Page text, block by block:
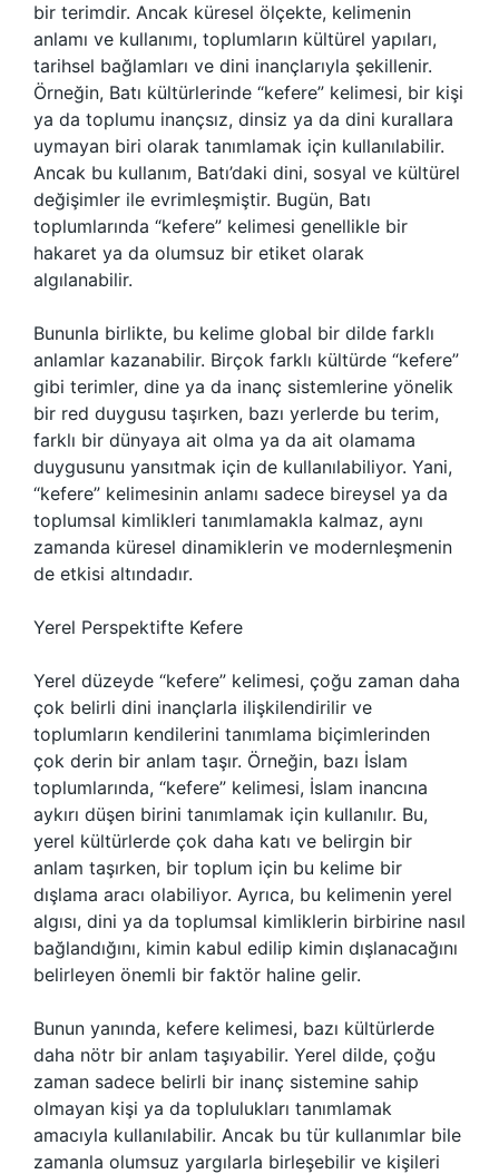
bir terimdir. Ancak küresel ölçekte, kelimenin
anlamı ve kullanımı, toplumların kültürel yapıları,
tarihsel bağlamları ve dini inançlarıyla şekillenir.
Örneğin, Batı kültürlerinde “kefere” kelimesi, bir kişi
ya da toplumu inançsız, dinsiz ya da dini kurallara
uymayan biri olarak tanımlamak için kullanılabilir.
Ancak bu kullanım, Batı’daki dini, sosyal ve kültürel
değişimler ile evrimleşmiştir. Bugün, Batı
toplumlarında “kefere” kelimesi genellikle bir
hakaret ya da olumsuz bir etiket olarak
algılanabilir.
Bununla birlikte, bu kelime global bir dilde farklı
anlamlar kazanabilir. Birçok farklı kültürde “kefere”
gibi terimler, dine ya da inanç sistemlerine yönelik
bir red duygusu taşırken, bazı yerlerde bu terim,
farklı bir dünyaya ait olma ya da ait olamama
duygusunu yansıtmak için de kullanılabiliyor. Yani,
“kefere” kelimesinin anlamı sadece bireysel ya da
toplumsal kimlikleri tanımlamakla kalmaz, aynı
zamanda küresel dinamiklerin ve modernleşmenin
de etkisi altındadır.
Yerel Perspektifte Kefere
Yerel düzeyde “kefere” kelimesi, çoğu zaman daha
çok belirli dini inançlarla ilişkilendirilir ve
toplumların kendilerini tanımlama biçimlerinden
çok derin bir anlam taşır. Örneğin, bazı İslam
toplumlarında, “kefere” kelimesi, İslam inancına
aykırı düşen birini tanımlamak için kullanılır. Bu,
yerel kültürlerde çok daha katı ve belirgin bir
anlam taşırken, bir toplum için bu kelime bir
dışlama aracı olabiliyor. Ayrıca, bu kelimenin yerel
algısı, dini ya da toplumsal kimliklerin birbirine nasıl
bağlandığını, kimin kabul edilip kimin dışlanacağını
belirleyen önemli bir faktör haline gelir.
Bunun yanında, kefere kelimesi, bazı kültürlerde
daha nötr bir anlam taşıyabilir. Yerel dilde, çoğu
zaman sadece belirli bir inanç sistemine sahip
olmayan kişi ya da toplulukları tanımlamak
amacıyla kullanılabilir. Ancak bu tür kullanımlar bile
zamanla olumsuz yargılarla birleşebilir ve kişileri